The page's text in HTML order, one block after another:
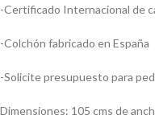
-Certificado Internacional de
-Colchón fabricado en España
-Solicite presupuesto para
Dimensiones: 105 cms de